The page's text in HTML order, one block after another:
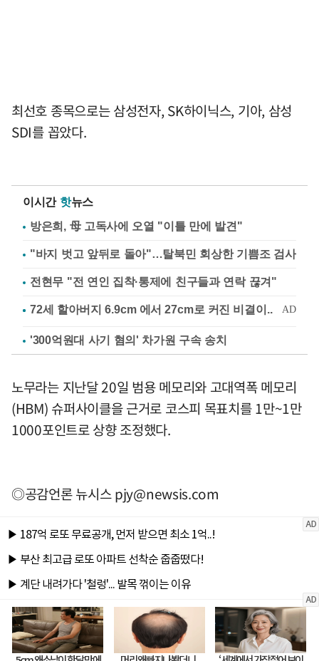
최선호 종목으로는 삼성전자, SK하이닉스, 기아, 삼성
SDI를 꼽았다.
이시간 핫뉴스
방은희, 母 고독사에 오열 "이틀 만에 발견"
"바지 벗고 앞뒤로 돌아"…탈북민 회상한 기쁨조 검사
전현무 "전 연인 집착·통제에 친구들과 연락 끊겨"
'300억원대 사기 혐의' 차가원 구속 송치
노무라는 지난달 20일 범용 메모리와 고대역폭 메모리
(HBM) 슈퍼사이클을 근거로 코스피 목표치를 1만~1만
1000포인트로 상향 조정했다.
◎공감언론 뉴시스pjy@newsis.com